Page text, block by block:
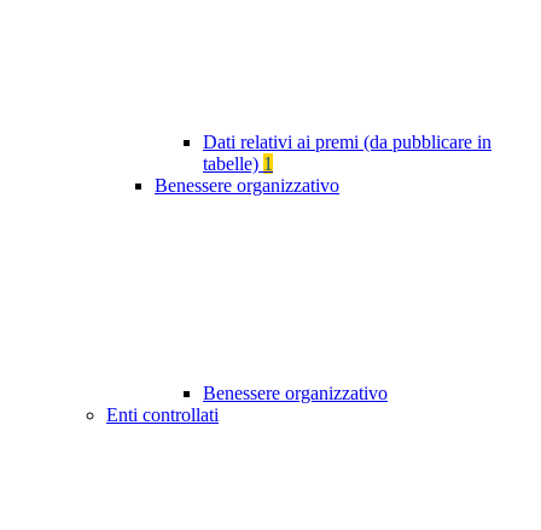
Dati relativi ai premi (da pubblicare in
tabelle) 1
Benessere organizzativo
Benessere organizzativo
Enti controllati